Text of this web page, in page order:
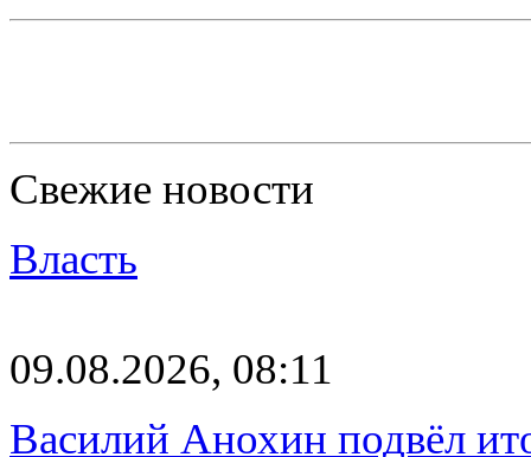
Свежие новости
Власть
09.08.2026, 08:11
Василий Анохин подвёл